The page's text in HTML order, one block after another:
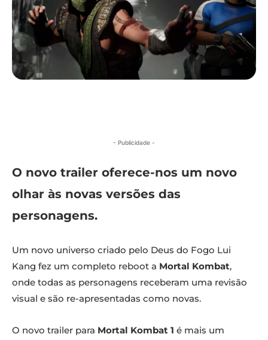
- Publicidade -
O novo trailer oferece-nos um novo
olhar às novas versões das
personagens.
Um novo universo criado pelo Deus do Fogo Lui
Kang fez um completo reboot a Mortal Kombat,
onde todas as personagens receberam uma revisão
visual e são re-apresentadas como novas.
O novo trailer para Mortal Kombat 1 é mais um